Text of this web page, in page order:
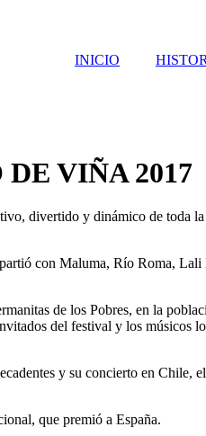
INICIO
VIÑA 2017
divertido y dinámico de toda
con Maluma, Río Roma,
de los Pobres, en la
del festival y los músicos
y su concierto en Chile,
que premió a España.